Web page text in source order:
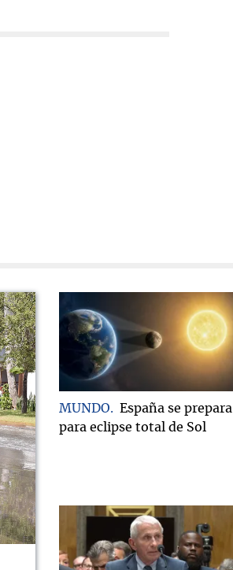
MUNDO
España se prepara
para eclipse total de Sol